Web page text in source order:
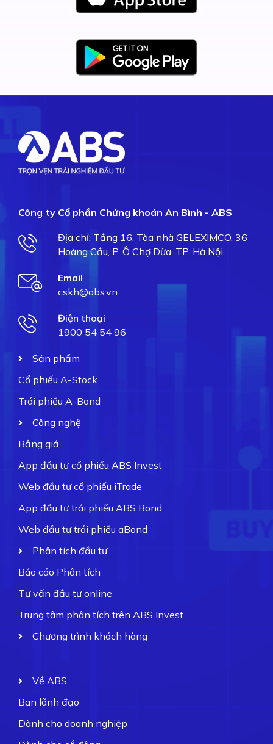
Công ty Cổ phần Chứng khoán An Bình - ABS
Địa chỉ: Tầng 16, Tòa nhà GELEXIMCO, 36
Hoàng Cầu, P. Ô Chợ Dừa, TP. Hà Nội
Email
cskh@abs.vn
Điện thoại
1900 54 54 96
Sản phẩm
Cổ phiếu A-Stock
Trái phiếu A-Bond
Công nghệ
Bảng giá
App đầu tư cổ phiếu ABS Invest
Web đầu tư cổ phiếu iTrade
App đầu tư trái phiếu ABS Bond
Web đầu tư trái phiếu aBond
Phân tích đầu tư
Báo cáo Phân tích
Tư vấn đầu tư online
Trung tâm phân tích trên ABS Invest
Chương trình khách hàng
Về ABS
Ban lãnh đạo
Dành cho doanh nghiệp